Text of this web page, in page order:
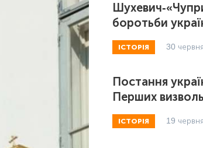
Шухевич-
боротьби
ІСТОРІЯ 30
Постання
Перших
ІСТОРІЯ 19